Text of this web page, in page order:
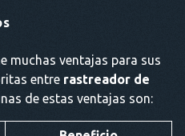
muchas ventajas para sus
entre rastreador de
de estas ventajas son: